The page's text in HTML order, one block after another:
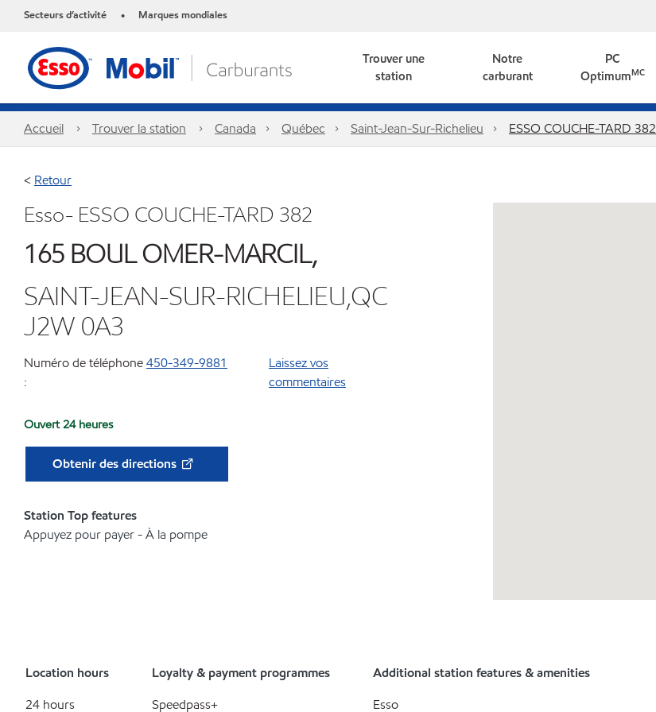
Secteurs d’activité • Marques mondiales
Trouver une
station
Notre
carburant
PC
OptimumMC
Accueil Trouver la station Canada Québec Saint-Jean-Sur-Richelieu ESSO COUCHE-TARD 382
< Retour
Esso- ESSO COUCHE-TARD 382
165 BOUL OMER-MARCIL,
SAINT-JEAN-SUR-RICHELIEU,QC
J2W 0A3
Numéro de téléphone
:
450-349-9881
Laissez vos
commentaires
Ouvert 24 heures
Obtenir des directions
Station Top features
Appuyez pour payer - À la pompe
Location hours
24 hours
Loyalty & payment programmes
Speedpass+
Additional station features & amenities
Esso